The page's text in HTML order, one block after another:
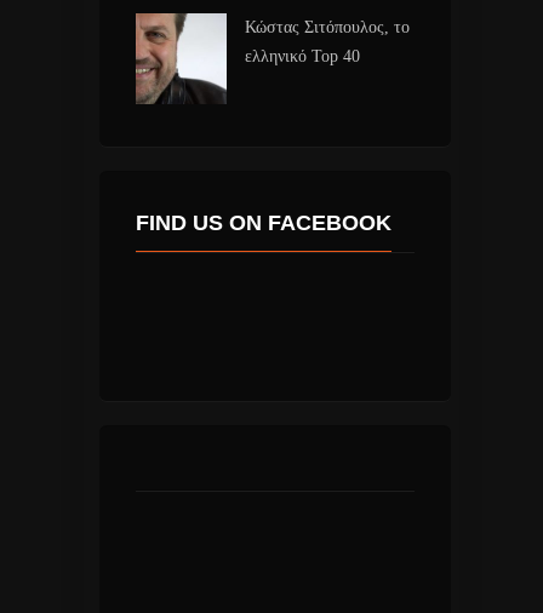
Κώστας Σιτόπουλος, το
ελληνικό Top 40
FIND US ON FACEBOOK